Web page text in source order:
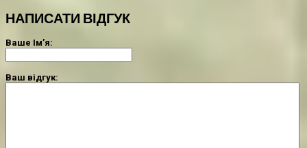
НАПИСАТИ ВІДГУК
Ваше Ім’я:
Ваш відгук: